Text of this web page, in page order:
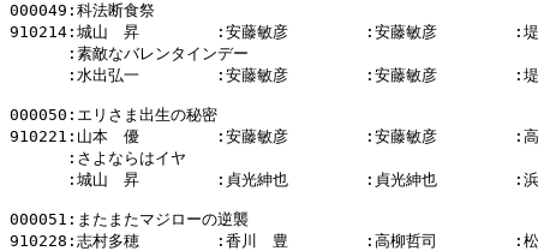
000049:科法断食祭
910214:城山　昇        :安藤敏彦        :安藤敏彦        :堤
      :素敵なバレンタインデー
:水出弘一        :安藤敏彦        :安藤敏彦        :堤
000050:エリさま出生の秘密
910221:山本　優        :安藤敏彦        :安藤敏彦        :高
      :さよならはイヤ
:城山　昇        :貞光紳也        :貞光紳也        :浜
000051:またまたマジローの逆襲
910228:志村多穂        :香川　豊        :高柳哲司        :松